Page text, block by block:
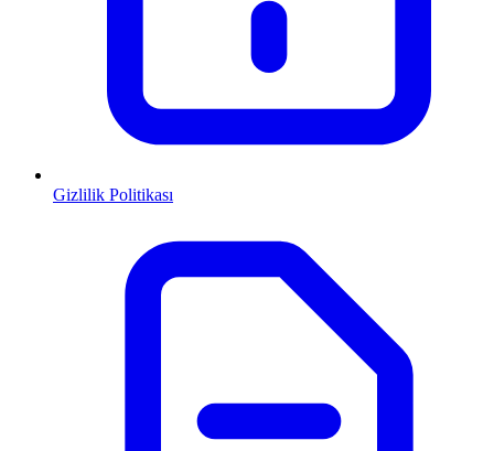
Gizlilik Politikası